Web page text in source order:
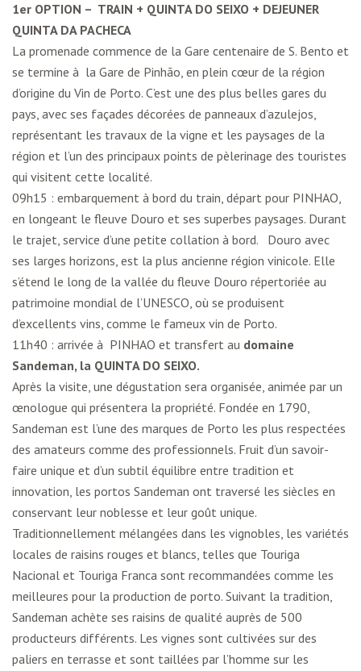
1er OPTION – TRAIN + QUINTA DO SEIXO + DEJEUNER
QUINTA DA PACHECA
La promenade commence de la Gare centenaire de S. Bento et
se termine à la Gare de Pinhão, en plein cœur de la région
d’origine du Vin de Porto. C’est une des plus belles gares du
pays, avec ses façades décorées de panneaux d’azulejos,
représentant les travaux de la vigne et les paysages de la
région et l’un des principaux points de pèlerinage des touristes
qui visitent cette localité.
09h15 : embarquement à bord du train, départ pour PINHAO,
en longeant le fleuve Douro et ses superbes paysages. Durant
le trajet, service d’une petite collation à bord. Douro avec
ses larges horizons, est la plus ancienne région vinicole. Elle
s’étend le long de la vallée du fleuve Douro répertoriée au
patrimoine mondial de l’UNESCO, où se produisent
d’excellents vins, comme le fameux vin de Porto.
11h40 : arrivée à PINHAO et transfert au domaine
Sandeman, la QUINTA DO SEIXO.
Après la visite, une dégustation sera organisée, animée par un
œnologue qui présentera la propriété. Fondée en 1790,
Sandeman est l’une des marques de Porto les plus respectées
des amateurs comme des professionnels. Fruit d’un savoir-
faire unique et d’un subtil équilibre entre tradition et
innovation, les portos Sandeman ont traversé les siècles en
conservant leur noblesse et leur goût unique.
Traditionnellement mélangées dans les vignobles, les variétés
locales de raisins rouges et blancs, telles que Touriga
Nacional et Touriga Franca sont recommandées comme les
meilleures pour la production de porto. Suivant la tradition,
Sandeman achète ses raisins de qualité auprès de 500
producteurs différents. Les vignes sont cultivées sur des
paliers en terrasse et sont taillées par l’homme sur les